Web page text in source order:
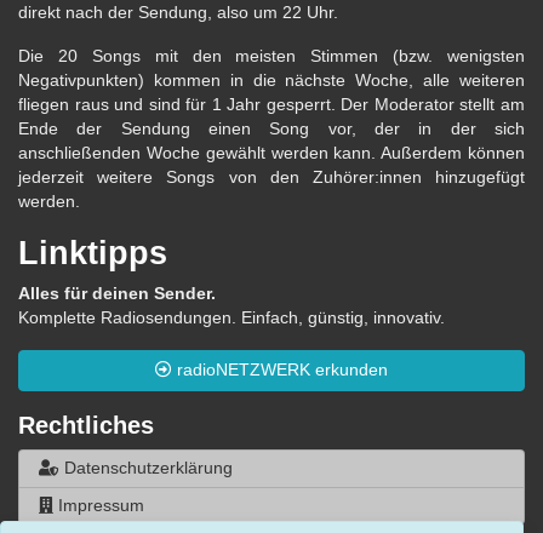
direkt nach der Sendung, also um 22 Uhr.
Die 20 Songs mit den meisten Stimmen (bzw. wenigsten
Negativpunkten) kommen in die nächste Woche, alle weiteren
fliegen raus und sind für 1 Jahr gesperrt. Der Moderator stellt am
Ende der Sendung einen Song vor, der in der sich
anschließenden Woche gewählt werden kann. Außerdem können
jederzeit weitere Songs von den Zuhörer:innen hinzugefügt
werden.
Linktipps
Alles für deinen Sender.
Komplette Radiosendungen. Einfach, günstig, innovativ.
radioNETZWERK erkunden
Rechtliches
Datenschutzerklärung
Impressum